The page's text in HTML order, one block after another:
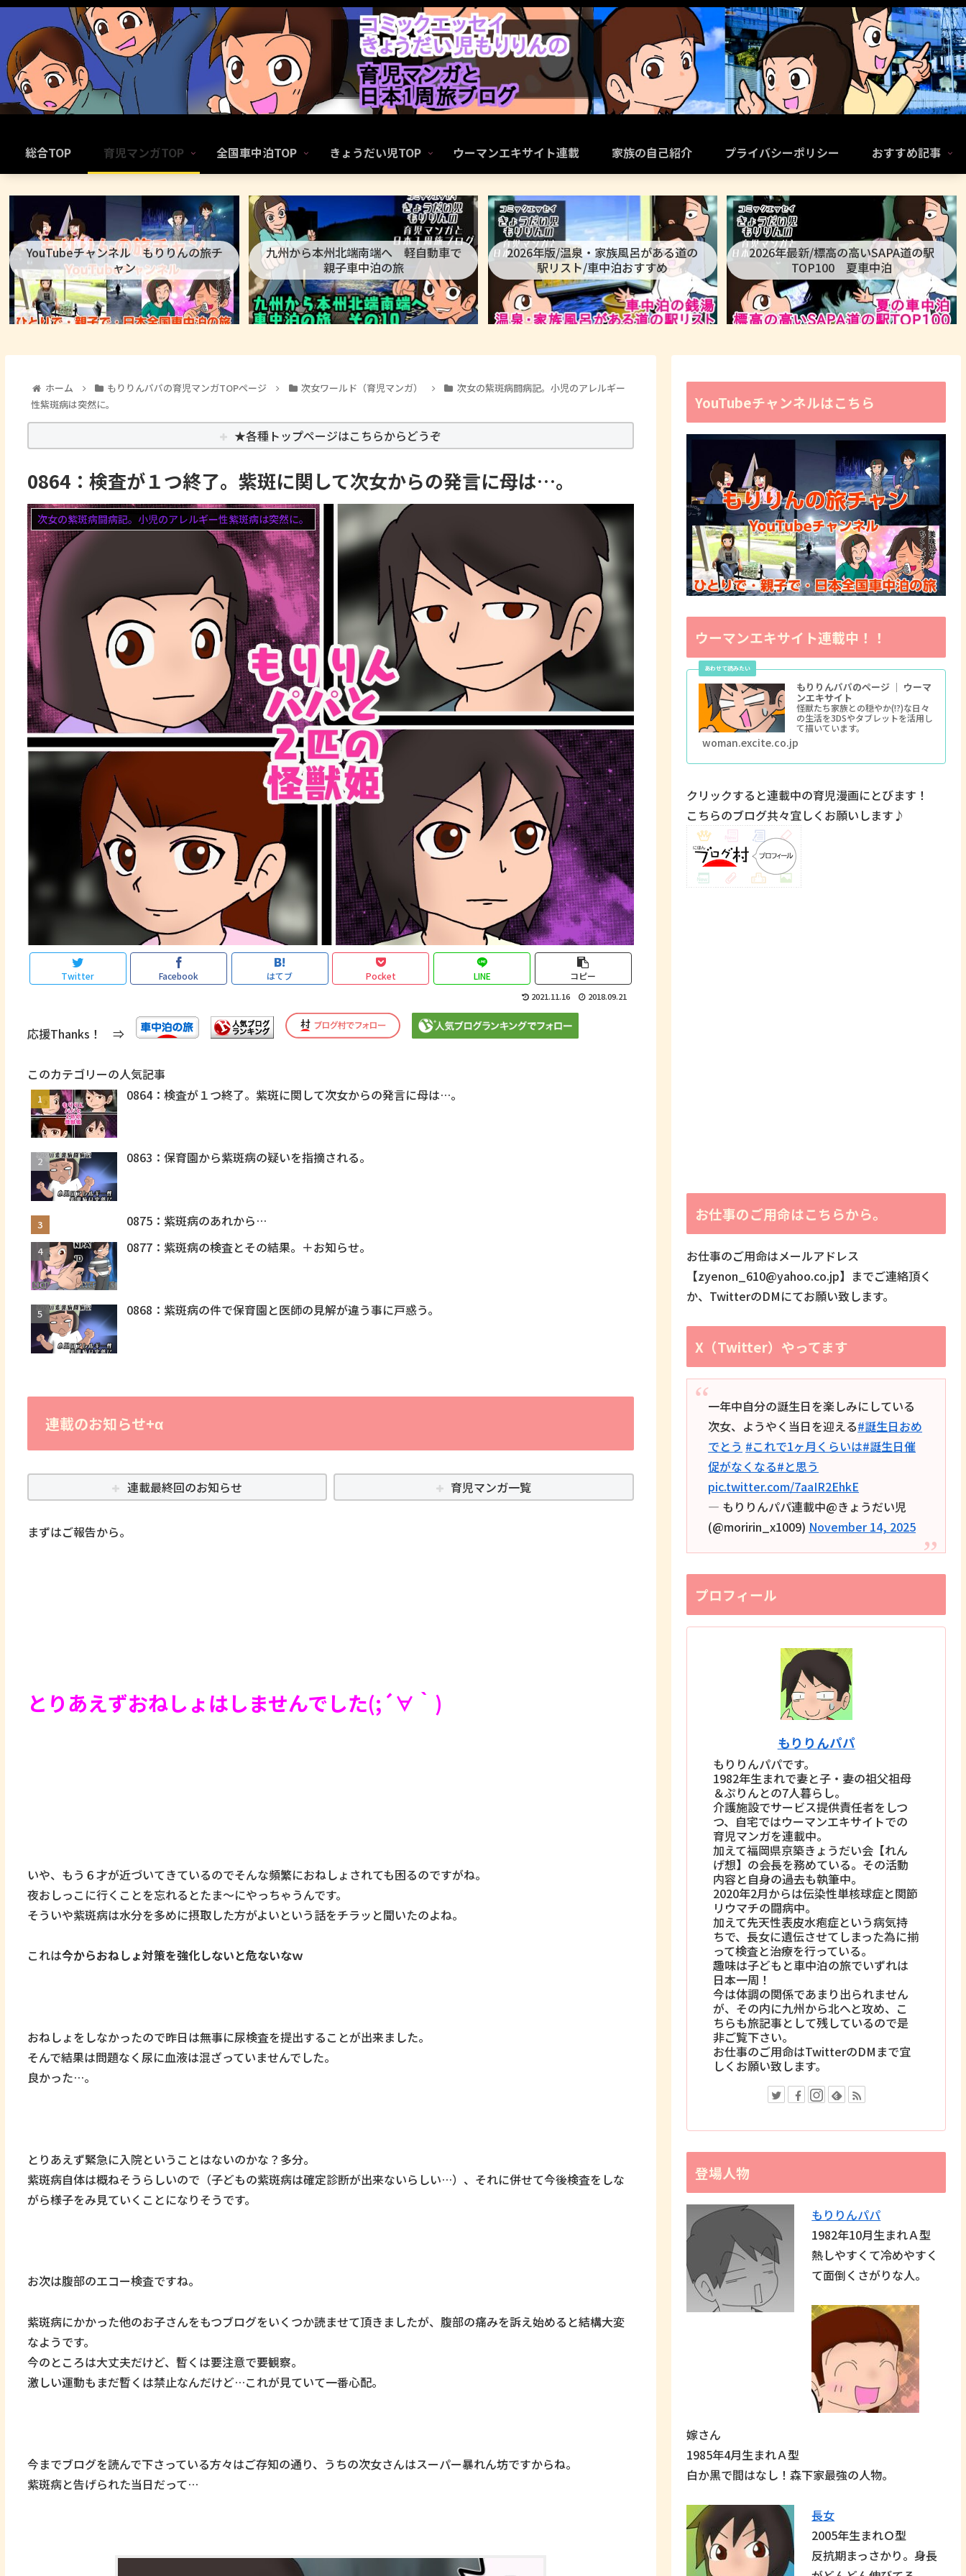
総合TOP 育児マンガTOP 全国車中泊TOP きょうだい児TOP ウーマンエキサイト連載 家族の自己紹介 プライバシーポリシー おすすめ記事
YouTubeチャンネル もりりんの旅チ
ャン
九州から本州北端南端へ 軽自動車で
親子車中泊の旅
2026年版/温泉・家族風呂がある道の
駅リスト/車中泊おすすめ
2026年最新/標高の高いSAPA道の駅
TOP100 夏車中泊
ホーム もりりんパパの育児マンガTOPページ 次女ワールド（育児マンガ）
次女の紫斑病闘病記。小児のアレルギー
性紫斑病は突然に。
★各種トップページはこちらからどうぞ
0864：検査が１つ終了。紫斑に関して次女からの発言に母は…。
次女の紫斑病闘病記。小児のアレルギー性紫斑病は突然に。
Twitter Facebook はてブ Pocket LINE コピー
2021.11.16 2018.09.21
応援Thanks！ ⇒
このカテゴリーの人気記事
0864：検査が１つ終了。紫斑に関して次女からの発言に母は…。
0863：保育園から紫斑病の疑いを指摘される。
0875：紫斑病のあれから…
0877：紫斑病の検査とその結果。＋お知らせ。
0868：紫斑病の件で保育園と医師の見解が違う事に戸惑う。
連載のお知らせ+α
連載最終回のお知らせ 育児マンガ一覧
まずはご報告から。
とりあえずおねしょはしませんでした(;´∀｀)
いや、もう６才が近づいてきているのでそんな頻繁におねしょされても困るのですがね。
夜おしっこに行くことを忘れるとたま～にやっちゃうんです。
そういや紫斑病は水分を多めに摂取した方がよいという話をチラッと聞いたのよね。
これは今からおねしょ対策を強化しないと危ないなｗ
おねしょをしなかったので昨日は無事に尿検査を提出することが出来ました。
そんで結果は問題なく尿に血液は混ざっていませんでした。
良かった…。
とりあえず緊急に入院ということはないのかな？多分。
紫斑病自体は概ねそうらしいので（子どもの紫斑病は確定診断が出来ないらしい…）、それに併せて今後検査をしな
がら様子をみ見ていくことになりそうです。
お次は腹部のエコー検査ですね。
紫斑病にかかった他のお子さんをもつブログをいくつか読ませて頂きましたが、腹部の痛みを訴え始めると結構大変
なようです。
今のところは大丈夫だけど、暫くは要注意で要観察。
激しい運動もまだ暫くは禁止なんだけど…これが見ていて一番心配。
今までブログを読んで下さっている方々はご存知の通り、うちの次女さんはスーパー暴れん坊ですからね。
紫斑病と告げられた当日だって…
YouTubeチャンネルはこちら
ウーマンエキサイト連載中！！
もりりんパパのページ ｜ ウーマ
ンエキサイト
怪獣たち家族との穏やか(!?)な日々
の生活を3DSやタブレットを活用し
て描いています。
woman.excite.co.jp
クリックすると連載中の育児漫画にとびます！
こちらのブログ共々宜しくお願いします♪
お仕事のご用命はこちらから。
お仕事のご用命はメールアドレス
【zyenon_610@yahoo.co.jp】までご連絡頂く
か、TwitterのDMにてお願い致します。
X（Twitter）やってます
一年中自分の誕生日を楽しみにしている
次女、ようやく当日を迎える#誕生日おめ
でとう #これで1ヶ月くらいは#誕生日催
促がなくなる#と思う
pic.twitter.com/7aaIR2EhkE
— もりりんパパ連載中@きょうだい児
(@moririn_x1009) November 14, 2025
プロフィール
もりりんパパ
もりりんパパです。
1982年生まれで妻と子・妻の祖父祖母
＆ぷりんとの7人暮らし。
介護施設でサービス提供責任者をしつ
つ、自宅ではウーマンエキサイトでの
育児マンガを連載中。
加えて福岡県京築きょうだい会【れん
げ想】の会長を務めている。その活動
内容と自身の過去も執筆中。
2020年2月からは伝染性単核球症と関節
リウマチの闘病中。
加えて先天性表皮水疱症という病気持
ちで、長女に遺伝させてしまった為に揃
って検査と治療を行っている。
趣味は子どもと車中泊の旅でいずれは
日本一周！
今は体調の関係であまり出られません
が、その内に九州から北へと攻め、こ
ちらも旅記事として残しているので是
非ご覧下さい。
お仕事のご用命はTwitterのDMまで宜
しくお願い致します。
登場人物
もりりんパパ
1982年10月生まれＡ型
熱しやすくて冷めやすく
て面倒くさがりな人。
嫁さん
1985年4月生まれＡ型
白か黒で間はなし！森下家最強の人物。
長女
2005年生まれＯ型
反抗期まっさかり。身長